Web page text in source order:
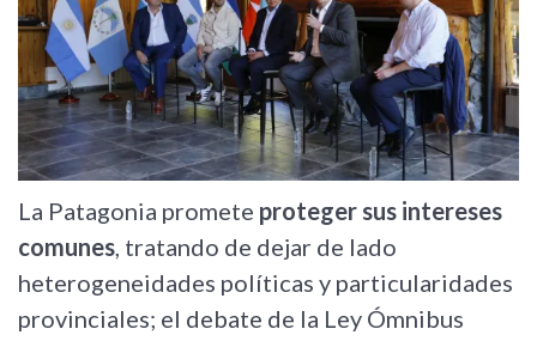
La Patagonia promete proteger sus intereses
comunes, tratando de dejar de lado
heterogeneidades políticas y particularidades
provinciales; el debate de la Ley Ómnibus